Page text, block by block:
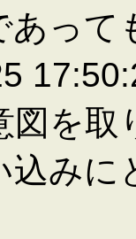
あって
図を取
込み